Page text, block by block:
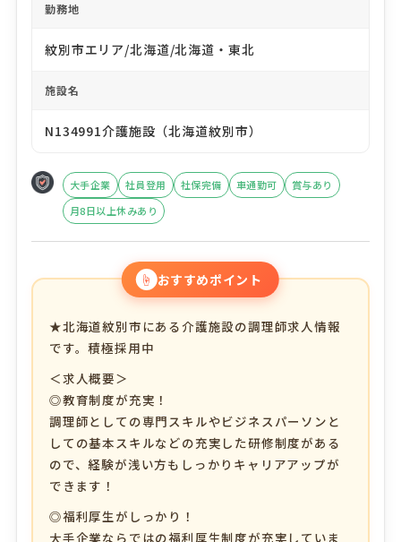
勤務地
紋別市エリア/北海道/北海道・東北
施設名
N134991介護施設（北海道紋別市）
大手企業 社員登用 社保完備 車通勤可
賞与あり
月8日以上休みあり
☝ おすすめポイント
★北海道紋別市にある介護施設の調理師求人情報
です。積極採用中
＜求人概要＞
◎教育制度が充実！
調理師としての専門スキルやビジネスパーソンと
しての基本スキルなどの充実した研修制度がある
ので、経験が浅い方もしっかりキャリアアップが
できます！
◎福利厚生がしっかり！
大手企業ならではの福利厚生制度が充実していま